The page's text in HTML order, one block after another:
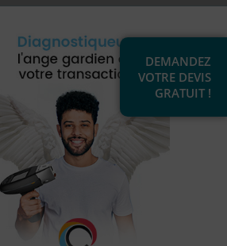
DEMANDEZ
VOTRE DEVIS
GRATUIT !